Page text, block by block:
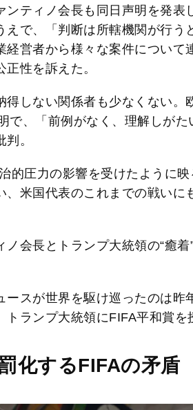
ンティノ会長も同日声明を発表
えで、「判断は所轄機関が行う
経営者から様々な案件について
性を訴えた。
得しない関係者も少なくない。
で、「前例がなく、理解しが
。
的圧力の影響を受けたように
、米国代表のこれまでの戦いに
ノ会長とトランプ大統領の“癒
ースが世界を駆け巡ったのは昨
トランプ大統領にFIFA平和賞を
化するFIFAの矛盾